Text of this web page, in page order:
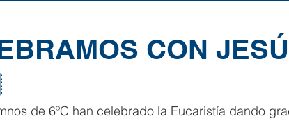
CON
de 6ºC han celebrado la Eucaristía dando